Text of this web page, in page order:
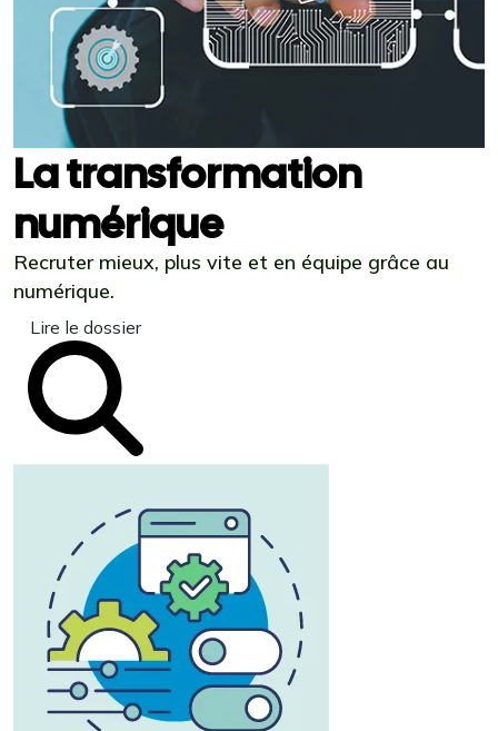
La transformation
numérique
Recruter mieux, plus vite et en équipe grâce au
numérique.
Lire le dossier